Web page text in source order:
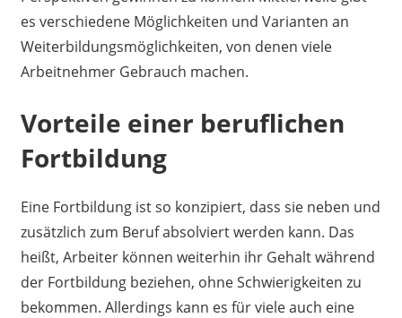
es verschiedene Möglichkeiten und Varianten an
Weiterbildungsmöglichkeiten, von denen viele
Arbeitnehmer Gebrauch machen.
Vorteile einer beruflichen
Fortbildung
Eine Fortbildung ist so konzipiert, dass sie neben und
zusätzlich zum Beruf absolviert werden kann. Das
heißt, Arbeiter können weiterhin ihr Gehalt während
der Fortbildung beziehen, ohne Schwierigkeiten zu
bekommen. Allerdings kann es für viele auch eine